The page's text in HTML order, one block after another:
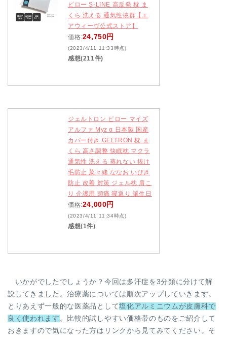
ピロー S-LINE 高反発 枕 ま
くら 洗える 通気性抜群【エ
アウィーヴ公式ストア】
価格:24,750円
(2023/4/11 11:33時点)
感想(211件)
ジェルトロン ピロー マイズ
アルファ Myz α 日本製 国産
カバー付き GELTRON 枕 ま
くら 高さ調整 快眠枕 マクラ
通気性 洗える 蒸れない 抜け
毛防止 菜々緒 ななお いびき
防止 改善 対策 ジェル枕 肩こ
り 介護用 頭痛 寝返り 誕生日
価格:24,000円
(2023/4/11 11:34時点)
感想(1件)
いかがでしたでしょうか？今回は多汗症を3分類に分けて解
説してきました。治療薬については順次アップしていきます。
とりあえず一般的な医薬品として塩化アルミニウムが皮膚科で
良く使われます 。比較的試しやすい価格帯のものをご紹介して
おきますので気になった方はリンクから見てみてください。そ